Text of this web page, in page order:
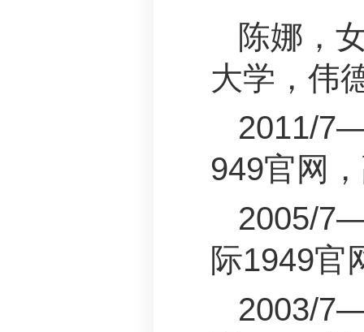
陈娜，
大学，伟
2011/
949官网
2005/
际1949官
2003/